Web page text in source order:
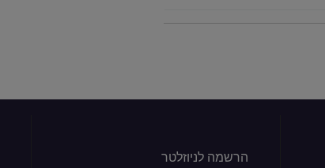
הרשמה לניוזלטר